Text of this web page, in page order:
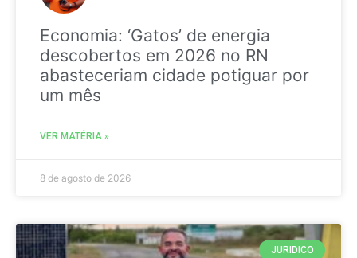
Economia: ‘Gatos’ de energia
descobertos em 2026 no RN
abasteceriam cidade potiguar por
um mês
VER MATÉRIA »
8 de agosto de 2026
JURIDICO